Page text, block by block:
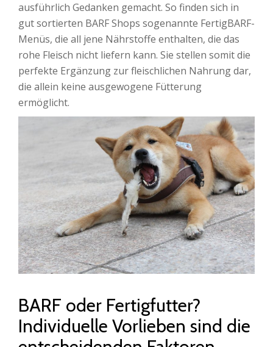
ausführlich Gedanken gemacht. So finden sich in
gut sortierten BARF Shops sogenannte FertigBARF-
Menüs, die all jene Nährstoffe enthalten, die das
rohe Fleisch nicht liefern kann. Sie stellen somit die
perfekte Ergänzung zur fleischlichen Nahrung dar,
die allein keine ausgewogene Fütterung
ermöglicht.
BARF oder Fertigfutter?
Individuelle Vorlieben sind die